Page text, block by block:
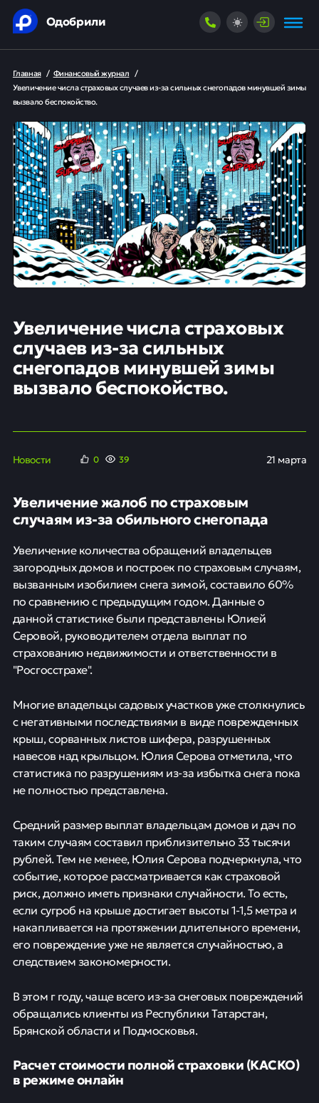
Одобрили
Главная / Финансовый журнал /
Увеличение числа страховых случаев из-за сильных снегопадов минувшей зимы
вызвало беспокойство.
Увеличение числа страховых
случаев из-за сильных
снегопадов минувшей зимы
вызвало беспокойство.
Новости 0 39 21 марта
Увеличение жалоб по страховым
случаям из-за обильного снегопада
Увеличение количества обращений владельцев
загородных домов и построек по страховым случаям,
вызванным изобилием снега зимой, составило 60%
по сравнению с предыдущим годом. Данные о
данной статистике были представлены Юлией
Серовой, руководителем отдела выплат по
страхованию недвижимости и ответственности в
"Росгосстрахе".
Многие владельцы садовых участков уже столкнулись
с негативными последствиями в виде поврежденных
крыш, сорванных листов шифера, разрушенных
навесов над крыльцом. Юлия Серова отметила, что
статистика по разрушениям из-за избытка снега пока
не полностью представлена.
Средний размер выплат владельцам домов и дач по
таким случаям составил приблизительно 33 тысячи
рублей. Тем не менее, Юлия Серова подчеркнула, что
событие, которое рассматривается как страховой
риск, должно иметь признаки случайности. То есть,
если сугроб на крыше достигает высоты 1-1,5 метра и
накапливается на протяжении длительного времени,
его повреждение уже не является случайностью, а
следствием закономерности.
В этом г году, чаще всего из-за снеговых повреждений
обращались клиенты из Республики Татарстан,
Брянской области и Подмосковья.
Расчет стоимости полной страховки (КАСКО)
в режиме онлайн